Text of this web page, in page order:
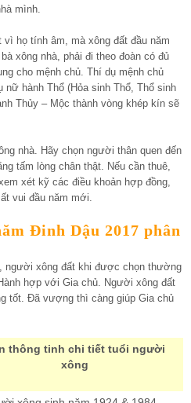
mình.
họ tính âm, mà xông đất đầu năm
xông nhà, phải đi theo đoàn có đủ
cho mệnh chủ. Thí dụ mệnh chủ
nữ hành Thổ (Hỏa sinh Thổ, Thổ sinh
Thủy – Mộc thành vòng khép kín sẽ
nhà. Hãy chọn người thân quen đến
tấm lòng chân thật. Nếu cần thuê,
xét kỹ các điều khoản hợp đồng,
vui đầu năm mới.
Đinh Dậu 2017 phân
người xông đất khi được chọn thường
hợp với Gia chủ. Người xông đất
tốt. Đã vượng thì càng giúp Gia chủ
thông tinh chi tiết tuổi người
xông